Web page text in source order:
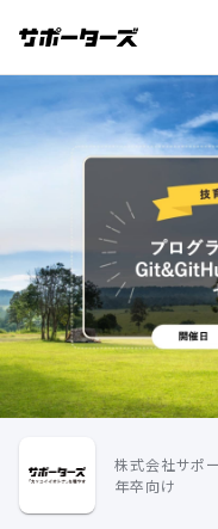
株式会社サポ
年卒向け